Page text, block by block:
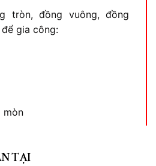
tròn, đồng vuông, đồng
gia công:
mòn
máy
TẠI